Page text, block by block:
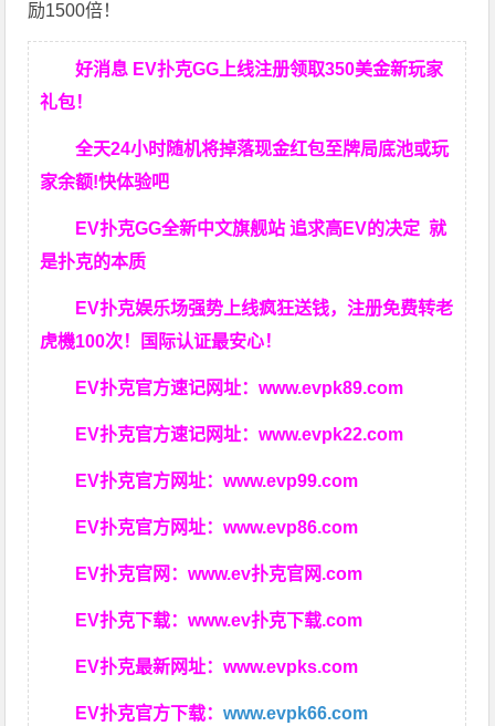
励1500倍！
好消息 EV扑克GG上线注册领取350美金新玩家
礼包！
全天24小时随机将掉落现金红包至牌局底池或玩
家余额!快体验吧
EV扑克GG全新中文旗舰站 追求高EV的决定就
是扑克的本质
EV扑克娱乐场强势上线疯狂送钱，注册免费转老
虎機100次！国际认证最安心！
EV扑克官方速记网址：www.evpk89.com
EV扑克官方速记网址：www.evpk22.com
EV扑克官方网址：www.evp99.com
EV扑克官方网址：www.evp86.com
EV扑克官网：www.ev扑克官网.com
EV扑克下载：www.ev扑克下载.com
EV扑克最新网址：www.evpks.com
EV扑克官方下载：www.evpk66.com